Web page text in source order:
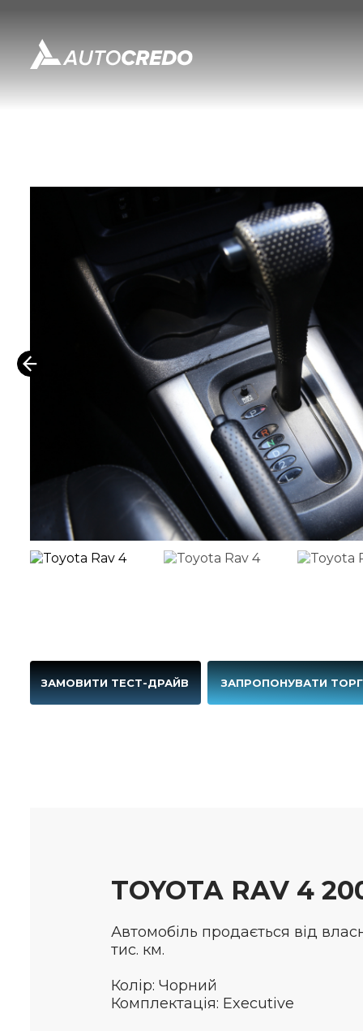
ЗАМОВИТИ ТЕСТ-ДРАЙВ ЗАПРОПОНУВАТИ ТОРГ
TOYOTA RAV 4
Автомобіль продається від
тис. км.
Колір: Чорний
Комплектація: Executive